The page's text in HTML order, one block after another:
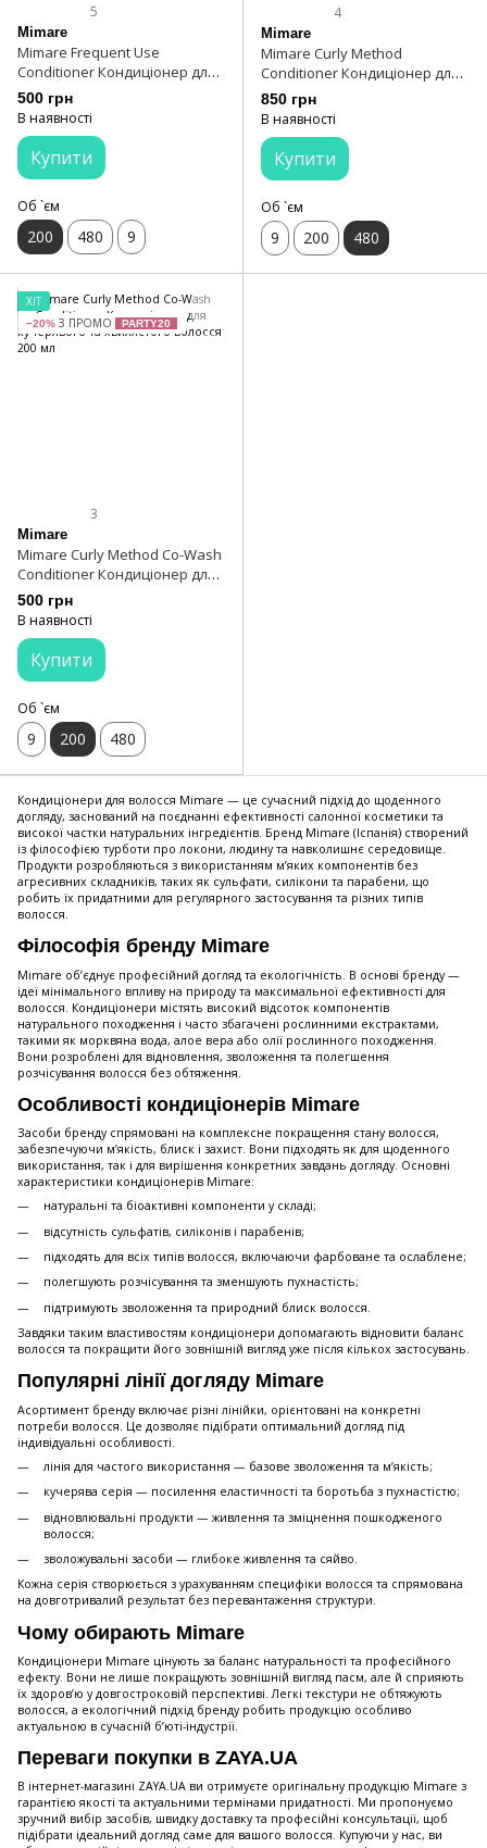
5
Mimare
Mimare Frequent Use
Conditioner Кондиціонер для
щоденного використання 200
мл
500 грн
В наявності
Купити
Об `єм
200 480 9
4
Mimare
Mimare Curly Method
Conditioner Кондиціонер для
кудрявого волосся 480 мл
850 грн
В наявності
Купити
Об `єм
9 200 480
ХІТ
−20% З ПРОМО PARTY20
3
Mimare
Mimare Curly Method Co-Wash
Conditioner Кондиціонер для
кучерявого та хвилястого
волосся 200 мл
500 грн
В наявності
Купити
Об `єм
9 200 480
Кондиціонери для волосся Mimare — це сучасний підхід до щоденного
догляду, заснований на поєднанні ефективності салонної косметики та
високої частки натуральних інгредієнтів. Бренд Mimare (Іспанія) створений
із філософією турботи про локони, людину та навколишнє середовище.
Продукти розробляються з використанням м’яких компонентів без
агресивних складників, таких як сульфати, силікони та парабени, що
робить їх придатними для регулярного застосування та різних типів
волосся.
Філософія бренду Mimare
Mimare об’єднує професійний догляд та екологічність. В основі бренду —
ідеї мінімального впливу на природу та максимальної ефективності для
волосся. Кондиціонери містять високий відсоток компонентів
натурального походження і часто збагачені рослинними екстрактами,
такими як морквяна вода, алое вера або олії рослинного походження.
Вони розроблені для відновлення, зволоження та полегшення
розчісування волосся без обтяження.
Особливості кондиціонерів Mimare
Засоби бренду спрямовані на комплексне покращення стану волосся,
забезпечуючи м’якість, блиск і захист. Вони підходять як для щоденного
використання, так і для вирішення конкретних завдань догляду. Основні
характеристики кондиціонерів Mimare:
натуральні та біоактивні компоненти у складі;
відсутність сульфатів, силіконів і парабенів;
підходять для всіх типів волосся, включаючи фарбоване та ослаблене;
полегшують розчісування та зменшують пухнастість;
підтримують зволоження та природний блиск волосся.
Завдяки таким властивостям кондиціонери допомагають відновити баланс
волосся та покращити його зовнішній вигляд уже після кількох застосувань.
Популярні лінії догляду Mimare
Асортимент бренду включає різні лінійки, орієнтовані на конкретні
потреби волосся. Це дозволяє підібрати оптимальний догляд під
індивідуальні особливості.
лінія для частого використання — базове зволоження та м’якість;
кучерява серія — посилення еластичності та боротьба з пухнастістю;
відновлювальні продукти — живлення та зміцнення пошкодженого
волосся;
зволожувальні засоби — глибоке живлення та сяйво.
Кожна серія створюється з урахуванням специфіки волосся та спрямована
на довготривалий результат без перевантаження структури.
Чому обирають Mimare
Кондиціонери Mimare цінують за баланс натуральності та професійного
ефекту. Вони не лише покращують зовнішній вигляд пасм, але й сприяють
їх здоров’ю у довгостроковій перспективі. Легкі текстури не обтяжують
волосся, а екологічний підхід бренду робить продукцію особливо
актуальною в сучасній б’юті-індустрії.
Переваги покупки в ZAYA.UA
В інтернет-магазині ZAYA.UA ви отримуєте оригінальну продукцію Mimare з
гарантією якості та актуальними термінами придатності. Ми пропонуємо
зручний вибір засобів, швидку доставку та професійні консультації, щоб
підібрати ідеальний догляд саме для вашого волосся. Купуючи у нас, ви